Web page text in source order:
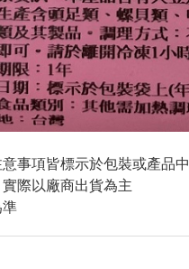
事項皆標示於包裝或產品中
際以廠商出貨為主